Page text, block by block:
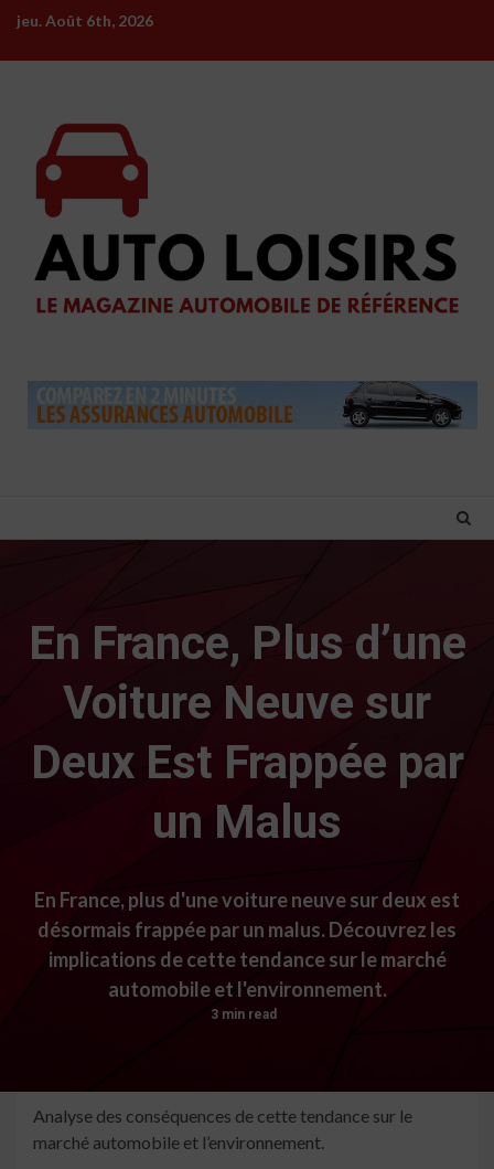
Skip
content
jeu. Août 6th, 2026
En France, Plus d’une
Voiture Neuve sur
Deux Est Frappée par
un Malus
En France, plus d'une voiture neuve sur deux est
désormais frappée par un malus. Découvrez les
implications de cette tendance sur le marché
automobile et l'environnement.
3 min read
Analyse des conséquences de cette tendance sur le
marché automobile et l’environnement.